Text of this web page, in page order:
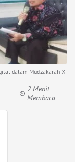
dalam Mudzakarah X
2 Menit
Membaca